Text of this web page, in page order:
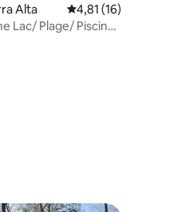
154 commentaires : 4,9 sur 5
Alta Évaluation moyenne
4,81 (16)
Lac/ Plage/ Piscine/